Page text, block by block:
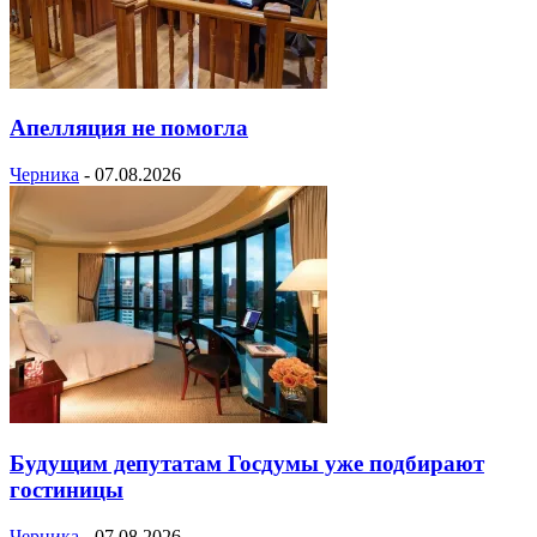
Апелляция не помогла
Черника - 07.08.2026
Будущим депутатам Госдумы уже подбирают
гостиницы